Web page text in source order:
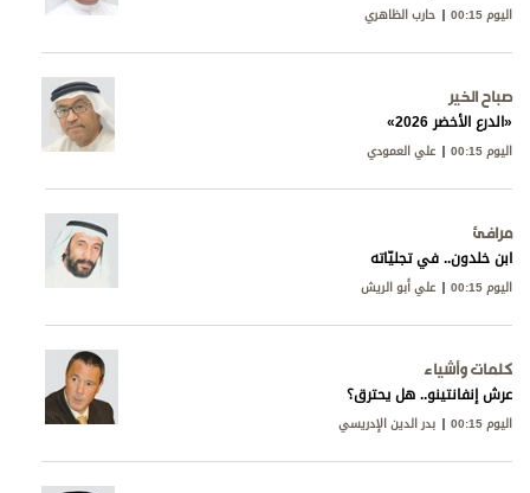
اليوم 00:15 حارب الظاهري
صباح الخير
«الدرع الأخضر 2026»
اليوم 00:15 علي العمودي
مرافئ
ابن خلدون.. في تجليّاته
اليوم 00:15 علي أبو الريش
كلمات وأشياء
عرش إنفانتينو.. هل يحترق؟
اليوم 00:15 بدر الدين الإدريسي